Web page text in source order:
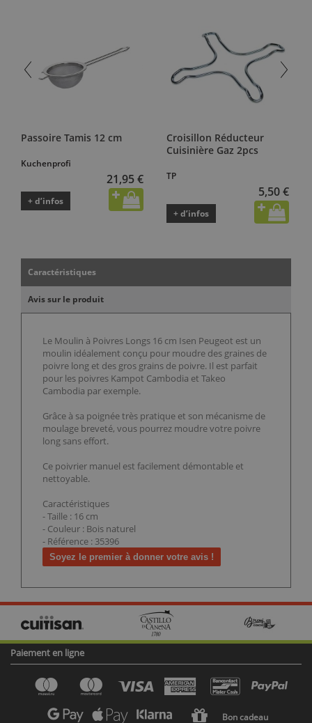
Passoire Tamis 12 cm
Kuchenprofi
21,95 €
+ d’infos
Croisillon Réducteur
Cuisinière Gaz 2pcs
TP
5,50 €
+ d’infos
Caractéristiques
Avis sur le produit
Le Moulin à Poivres Longs 16 cm Isen Peugeot est un
moulin idéalement conçu pour moudre des graines de
poivre long et des gros grains de poivre. Il est parfait
pour les poivres Kampot Cambodia et Takeo
Cambodia par exemple.
Grâce à sa poignée très pratique et son mécanisme de
moulage breveté, vous pourrez moudre votre poivre
long sans effort.
Ce poivrier manuel est facilement démontable et
nettoyable.
Caractéristiques
- Taille : 16 cm
- Couleur : Bois naturel
- Référence : 35396
Soyez le premier à donner votre avis !
Paiement en ligne
Bon cadeau